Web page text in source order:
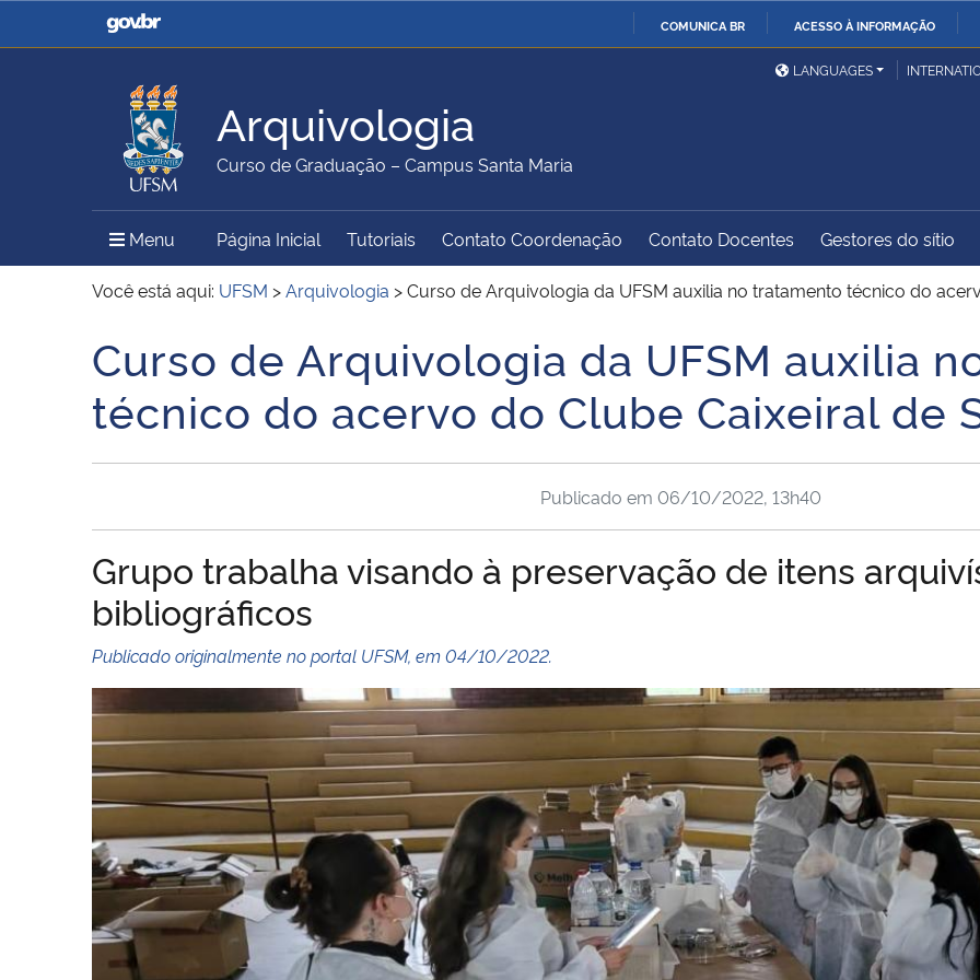
COMUNICA BR ACESSO À INFORMAÇÃO
Casa Civil
Ministério da Justiça e
Ministério da Defesa
Ministério das Relações
Exteriores
Ministério da Agricultura,
Pecuária e Abastecimento
Ministério da Educação
Ministério do Meio Ambiente Ministério do Turismo
Ministério do
Desenvolvimento Regional
Controladoria-Geral da
União
Secretaria de Governo
Gabinete de Segurança
Institucional
Advocacia-Geral da União Banco Central do Brasil
LANGUAGES
Arquivologia
Curso de Graduação – Campus Santa Maria
Menu Menu Principal do Sítio
Página Inicial Tutoriais Contato Coordenação Contato Docentes Gestores do sítio
Você está aqui: UFSM >Arquivologia >Curso de Arquivologia da UFSM auxilia no tratamento técnico do
Início do conteúdo
Curso de Arquivologia da UFSM auxilia
técnico do acervo do Clube Caixeiral de
Publicado em 06/10/2022, 13h40
Grupo trabalha visando à preservação de itens
bibliográficos
Publicado originalmente no portal UFSM, em 04/10/2022.